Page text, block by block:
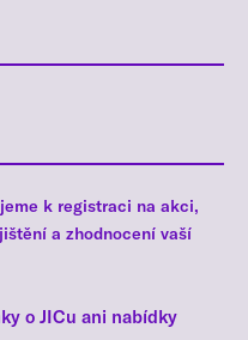
k registraci na akci,
a zhodnocení vaší
o JICu ani nabídky